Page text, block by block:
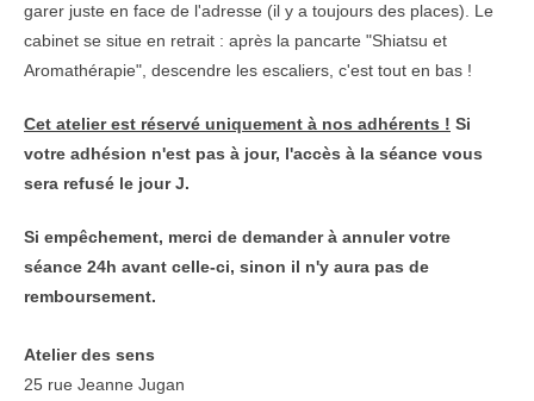
garer juste en face de l'adresse (il y a toujours des places). Le
cabinet se situe en retrait : après la pancarte "Shiatsu et
Aromathérapie", descendre les escaliers, c'est tout en bas !
Cet atelier est réservé uniquement à nos adhérents ! Si
votre adhésion n'est pas à jour, l'accès à la séance vous
sera refusé le jour J.
Si empêchement, merci de demander à annuler votre
séance 24h avant celle-ci, sinon il n'y aura pas de
remboursement.
Atelier des sens
25 rue Jeanne Jugan